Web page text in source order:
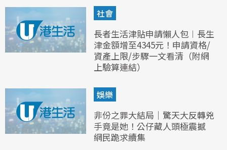
社會
長者生活津貼申請懶人包︱長生
津金額增至4345元！申請資格/
資產上限/步驟一文看清（附網
上驗算連結）
娛樂
非份之罪大結局｜驚天大反轉兇
手竟是她！公仔藏人頭極震撼
網民跪求續集